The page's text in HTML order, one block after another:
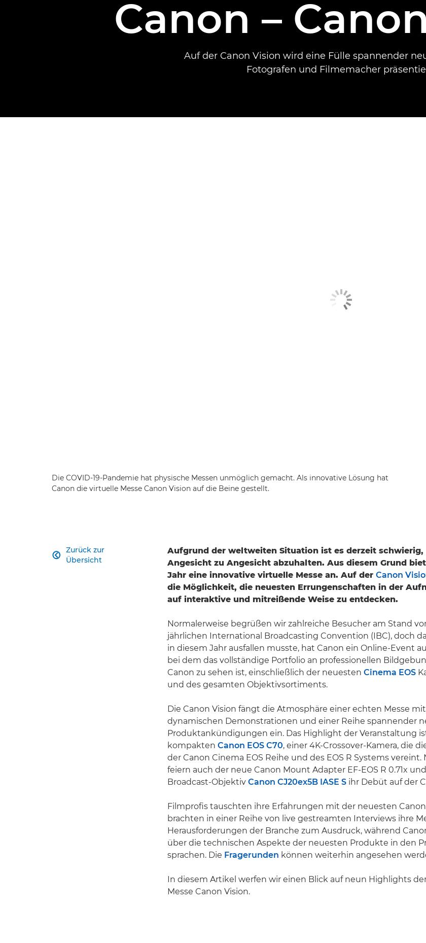
Canon –
Auf der Canon Vision wird eine Fülle spannender
Fotografen und Filmemacher
Die COVID-19-Pandemie hat physische Messen unmöglich gemacht. Als innovative Lösung hat
Canon die virtuelle Messe Canon Vision auf die Beine gestellt.
Zurück zur
Übersicht

Aufgrund der weltweiten Situation ist es derzeit schwierig,
Angesicht zu Angesicht abzuhalten. Aus diesem Grund
Jahr eine innovative virtuelle Messe an. Auf der Canon
die Möglichkeit, die neuesten Errungenschaften in der
auf interaktive und mitreißende Weise zu entdecken.
Normalerweise begrüßen wir zahlreiche Besucher am Stand
jährlichen International Broadcasting Convention (IBC), doch
in diesem Jahr ausfallen musste, hat Canon ein Online-Event
bei dem das vollständige Portfolio an professionellen
Canon zu sehen ist, einschließlich der neuesten Cinema EOS
und des gesamten Objektivsortiments.
Die Canon Vision fängt die Atmosphäre einer echten Messe
dynamischen Demonstrationen und einer Reihe spannender
Produktankündigungen ein. Das Highlight der Veranstaltung
kompakten Canon EOS C70, einer 4K-Crossover-Kamera, die
der Canon Cinema EOS Reihe und des EOS R Systems vereint.
feiern auch der neue Canon Mount Adapter EF-EOS R 0.71x
Broadcast-Objektiv Canon CJ20ex5B IASE S ihr Debüt auf der
Filmprofis tauschten ihre Erfahrungen mit der neuesten
brachten in einer Reihe von live gestreamten Interviews ihre
Herausforderungen der Branche zum Ausdruck, während
über die technischen Aspekte der neuesten Produkte in den
sprachen. Die Fragerunden können weiterhin angesehen
In diesem Artikel werfen wir einen Blick auf neun Highlights
Messe Canon Vision.